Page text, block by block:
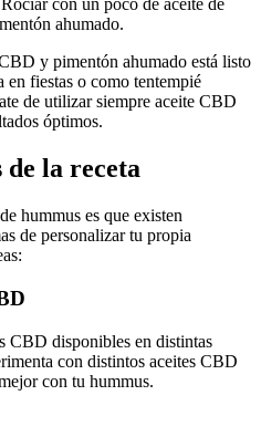
con un poco de aceite de
ahumado.
y pimentón ahumado está listo
en fiestas o como tentempié
de utilizar siempre aceite CBD
óptimos.
de la receta
hummus es que existen
de personalizar tu propia
CBD disponibles en distintas
con distintos aceites CBD
con tu hummus.